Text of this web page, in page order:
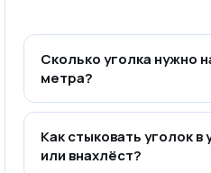
Сколько уголка нужно
метра?
Как стыковать уголок в
или внахлёст?